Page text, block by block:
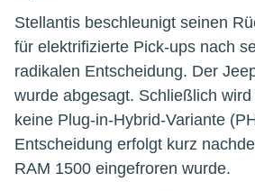
Stellantis beschleunigt seinen
für elektrifizierte Pick-ups nach
radikalen Entscheidung. Der
wurde abgesagt. Schließlich
keine Plug-in-Hybrid-Variante
Entscheidung erfolgt kurz
RAM 1500 eingefroren wurde.